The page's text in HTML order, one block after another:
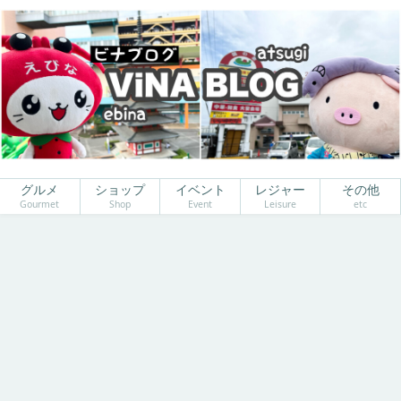
グルメ
Gourmet
ショップ
Shop
イベント
Event
レジャー
Leisure
その他
etc